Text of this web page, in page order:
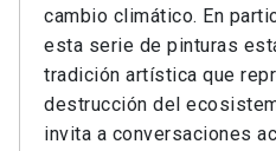
cambio climático. En
esta serie de pinturas
tradición artística que
destrucción del
invita a conversaciones